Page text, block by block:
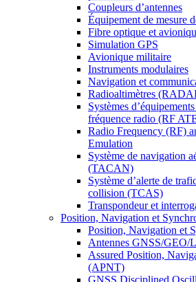
Coupleurs d’antennes
Équipement de mesure
Fibre optique et
Simulation GPS
Avionique militaire
Instruments modulaires
Navigation et
Radioaltimètres
Systèmes
fréquence radio (RF
Radio Frequency (RF)
Emulation
Système de navigation
(TACAN)
Système d’alerte de
collision (TCAS)
Transpondeur et
Position, Navigation et
Position, Navigation et
Antennes GNSS/GEO/
Assured Position,
(APNT)